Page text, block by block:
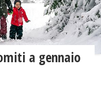
a gennaio